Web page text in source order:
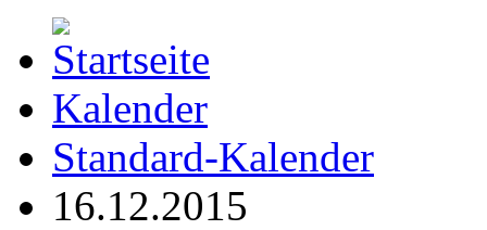
Kalender
Standard-Kalender
16.12.2015